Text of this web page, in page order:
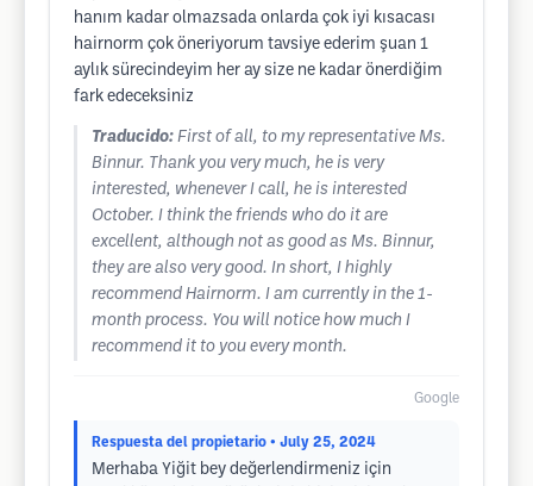
hanım kadar olmazsada onlarda çok iyi kısacası
hairnorm çok öneriyorum tavsiye ederim şuan 1
aylık sürecindeyim her ay size ne kadar önerdiğim
fark edeceksiniz
Traducido: First of all, to my representative Ms.
Binnur. Thank you very much, he is very
interested, whenever I call, he is interested
October. I think the friends who do it are
excellent, although not as good as Ms. Binnur,
they are also very good. In short, I highly
recommend Hairnorm. I am currently in the 1-
month process. You will notice how much I
recommend it to you every month.
Google
Respuesta del propietario • July 25, 2024
Merhaba Yiğit bey değerlendirmeniz için